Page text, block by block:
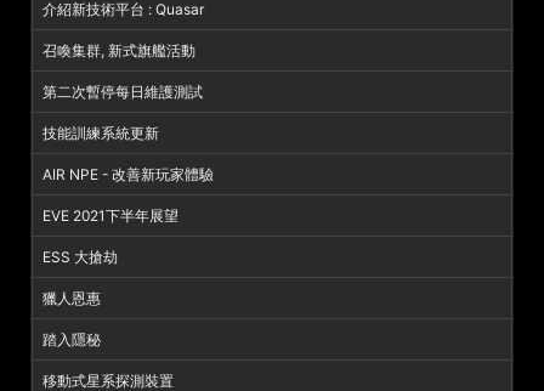
介紹新技術平台 : Quasar
召喚集群, 新式旗艦活動
第二次暫停每日維護測試
技能訓練系統更新
AIR NPE - 改善新玩家體驗
EVE 2021下半年展望
ESS 大搶劫
獵人恩惠
踏入隱秘
移動式星系探測裝置